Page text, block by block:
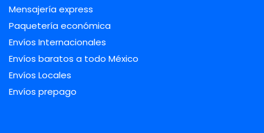
Mensajería express
Paquetería económica
Envíos Internacionales
Envíos baratos a todo México
Envíos Locales
Envíos prepago